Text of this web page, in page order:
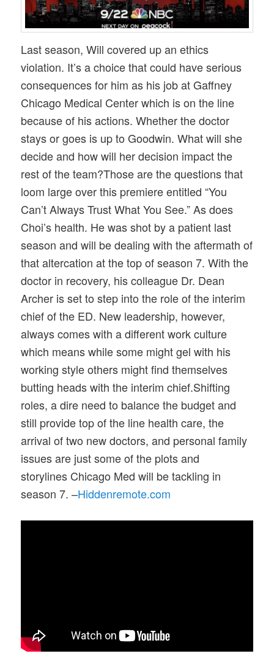
Last season, Will covered up an ethics
violation. It’s a choice that could have serious
consequences for him as his job at Gaffney
Chicago Medical Center which is on the line
because of his actions. Whether the doctor
stays or goes is up to Goodwin. What will she
decide and how will her decision impact the
rest of the team?Those are the questions that
loom large over this premiere entitled “You
Can’t Always Trust What You See.” As does
Choi’s health. He was shot by a patient last
season and will be dealing with the aftermath of
that altercation at the top of season 7. With the
doctor in recovery, his colleague Dr. Dean
Archer is set to step into the role of the interim
chief of the ED. New leadership, however,
always comes with a different work culture
which means while some might gel with his
working style others might find themselves
butting heads with the interim chief.Shifting
roles, a dire need to balance the budget and
still provide top of the line health care, the
arrival of two new doctors, and personal family
issues are just some of the plots and
storylines Chicago Med will be tackling in
season 7. –Hiddenremote.com